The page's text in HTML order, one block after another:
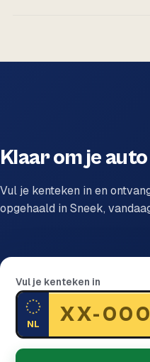
Klaar om je
Vul je kenteken in en
opgehaald in Sneek,
Vul je kenteken in
NL